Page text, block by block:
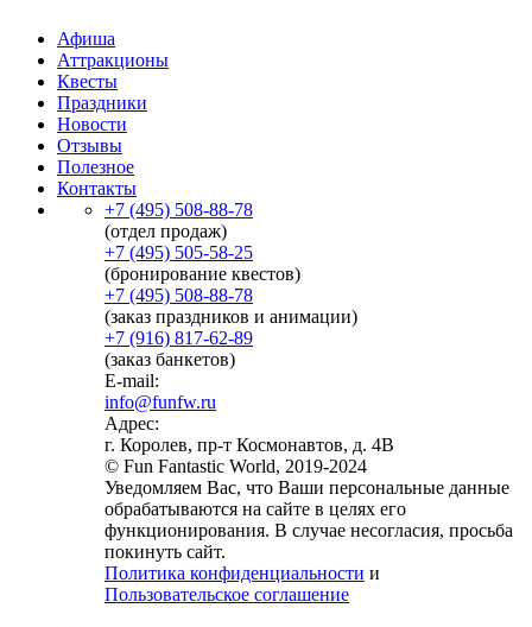
Афиша
Аттракционы
Квесты
Праздники
Новости
Отзывы
Полезное
Контакты
+7 (495) 508-88-78
(отдел продаж)
+7 (495) 505-58-25
(бронирование квестов)
+7 (495) 508-88-78
(заказ праздников и анимации)
+7 (916) 817-62-89
(заказ банкетов)
E-mail:
info@funfw.ru
Адрес:
г. Королев, пр-т Космонавтов, д. 4В
© Fun Fantastic World, 2019-2024
Уведомляем Вас, что Ваши персональные данные
обрабатываются на сайте в целях его
функционирования. В случае несогласия, просьба
покинуть сайт.
Политика конфиденциальности и
Пользовательское соглашение